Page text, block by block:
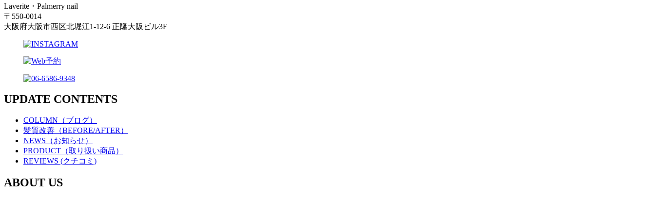
Laverite・Palmerry nail
〒550-0014
大阪府大阪市西区北堀江1-12-6 正隆大阪ビル3F
UPDATE CONTENTS
COLUMN（ブログ）
髪質改善（BEFORE/AFTER）
NEWS（お知らせ）
PRODUCT（取り扱い商品）
REVIEWS (クチコミ)
ABOUT US